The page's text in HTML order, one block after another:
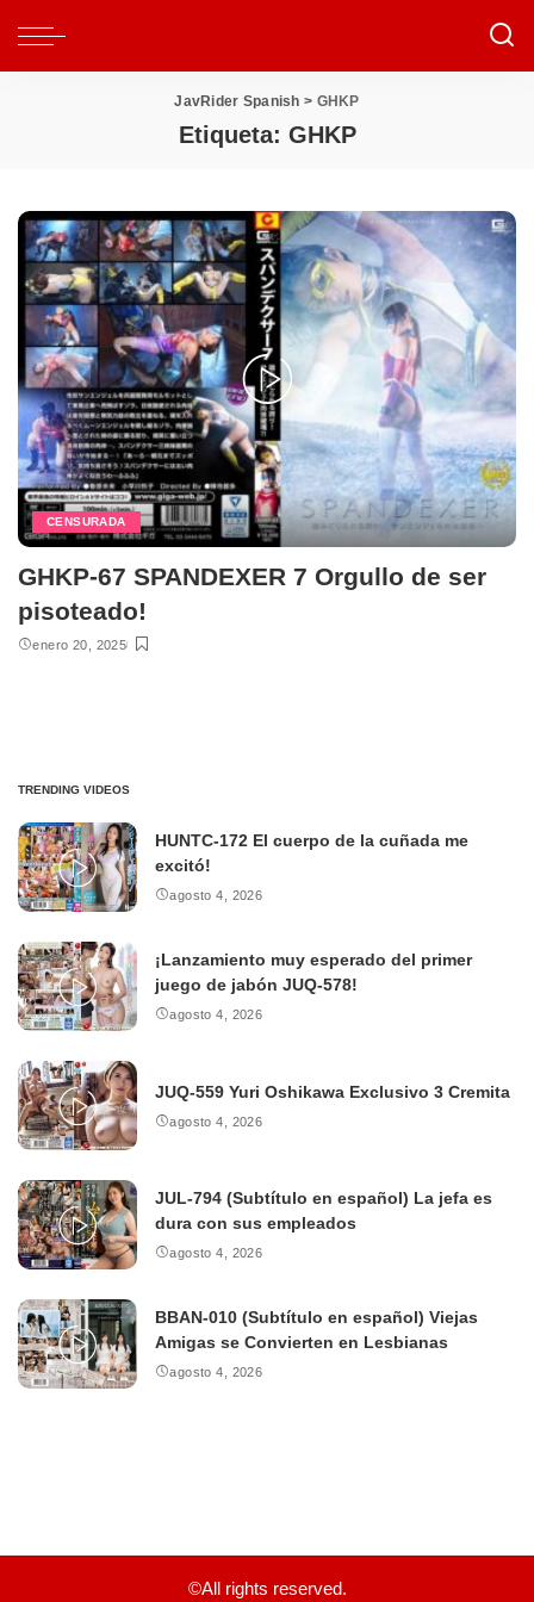
JavRider Spanish > GHKP
Etiqueta: GHKP
CENSURADA
GHKP-67 SPANDEXER 7 Orgullo de ser
pisoteado!
enero 20, 2025
TRENDING VIDEOS
HUNTC-172 El cuerpo de la cuñada me
excitó!
agosto 4, 2026
¡Lanzamiento muy esperado del primer
juego de jabón JUQ-578!
agosto 4, 2026
JUQ-559 Yuri Oshikawa Exclusivo 3 Cremita
agosto 4, 2026
JUL-794 (Subtítulo en español) La jefa es
dura con sus empleados
agosto 4, 2026
BBAN-010 (Subtítulo en español) Viejas
Amigas se Convierten en Lesbianas
agosto 4, 2026
©All rights reserved.